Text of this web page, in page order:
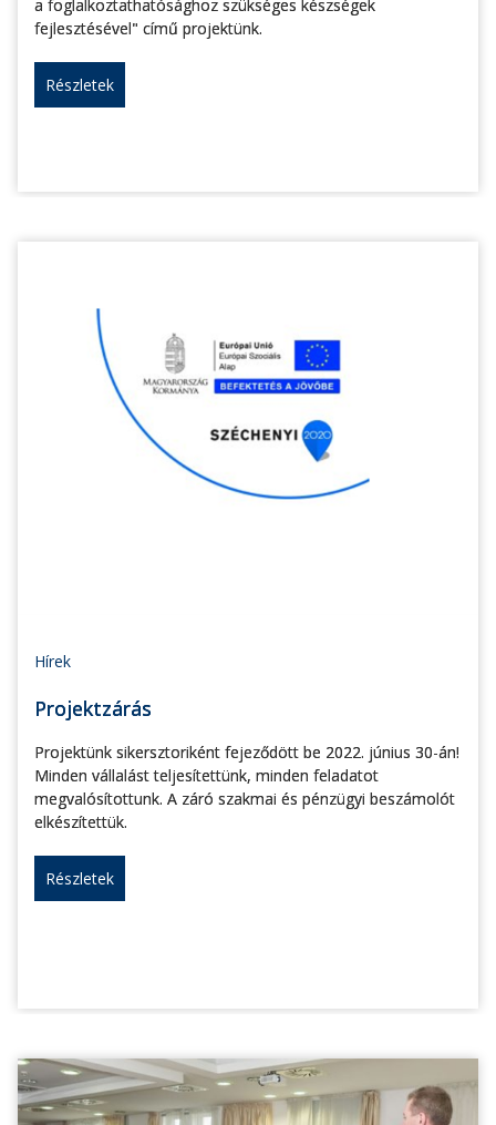
a foglalkoztathatósághoz szükséges készségek
fejlesztésével" című projektünk.
Részletek
Hírek
Projektzárás
Projektünk sikersztoriként fejeződött be 2022. június 30-án!
Minden vállalást teljesítettünk, minden feladatot
megvalósítottunk. A záró szakmai és pénzügyi beszámolót
elkészítettük.
Részletek